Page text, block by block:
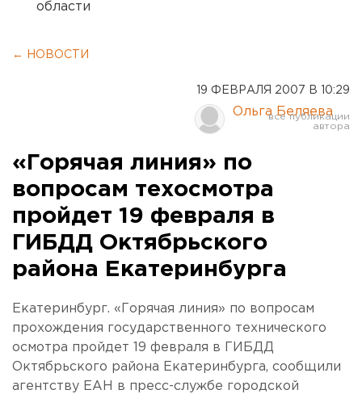
области
← НОВОСТИ
19 ФЕВРАЛЯ 2007 В 10:29
Ольга Беляева
«Горячая линия» по
вопросам техосмотра
пройдет 19 февраля в
ГИБДД Октябрьского
района Екатеринбурга
Екатеринбург. «Горячая линия» по вопросам
прохождения государственного технического
осмотра пройдет 19 февраля в ГИБДД
Октябрьского района Екатеринбурга, сообщили
агентству ЕАН в пресс-службе городской